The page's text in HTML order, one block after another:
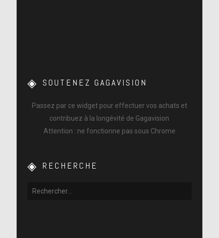
SOUTENEZ GAGAVISION
Passez par ce widget pour effectuer vos achats et
contribuez à la longévité de Gagavision
Attention : ne fonctionne pas sous Chrome
RECHERCHE